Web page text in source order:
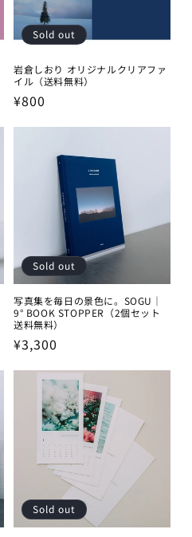
Sold out
岩倉しおり オリジナルクリアファ
イル（送料無料）
Regular
¥800
Sold out
写真集を毎日の景色に。SOGU｜
9° BOOK STOPPER（2個セット
送料無料）
Regular
¥3,300
Sold out